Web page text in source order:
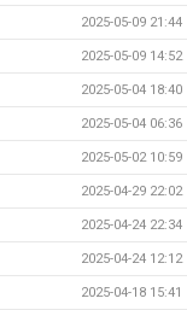
2025-05-09 21:44
2025-05-09 14:52
2025-05-04 18:40
2025-05-04 06:36
2025-05-02 10:59
2025-04-29 22:02
2025-04-24 22:34
2025-04-24 12:12
2025-04-18 15:41